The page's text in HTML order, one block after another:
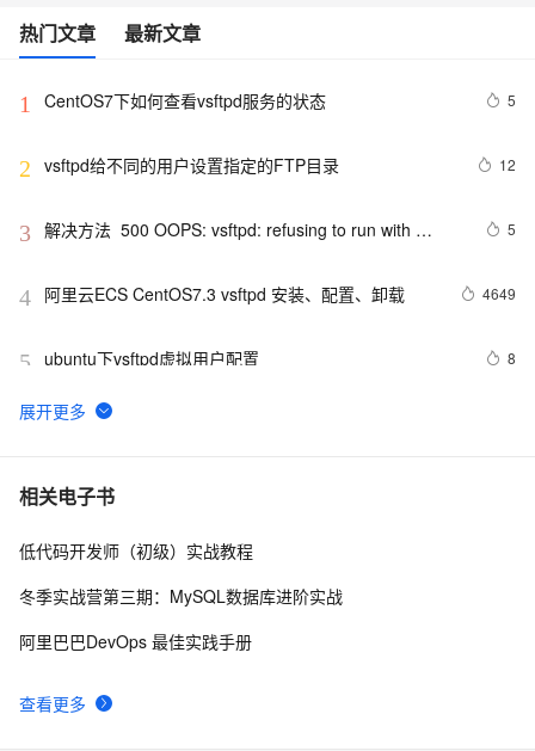
热门文章 最新文章
1 CentOS7下如何查看vsftpd服务的状态 5
2 vsftpd给不同的用户设置指定的FTP目录 12
3 解决方法  500 OOPS: vsftpd: refusing to run with
5
4 阿里云ECS CentOS7.3 vsftpd 安装、配置、卸载 4649
5 ubuntu下vsftpd虚拟用户配置 8
6
vsftpd目录限制chroot（用户隔离）500错误分析以及解
7 vsftpd的快速安装
8 一篇文章了解开源 FTP 服务器 vsftpd
相关电子书
查看更多
低代码开发师（初级）实战教程
冬季实战营第三期：MySQL数据库进阶实战
阿里巴巴DevOps 最佳实践手册